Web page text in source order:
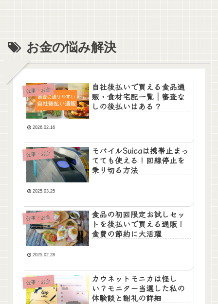
お金の悩み解決
仕事・お金
自社後払いで買える食品通
販・食材宅配一覧｜審査な
しの後払いはある？
2026.02.16
仕事・お金
モバイルSuicaは携帯止まっ
てても使える！回線停止を
乗り切る方法
2025.03.25
仕事・お金
食品の初回限定お試しセッ
トを後払いで買える通販！
食費の節約に大活躍
2025.02.28
仕事・お金
カウネットモニカは怪し
い？モニター当選した私の
体験談と謝礼の詳細